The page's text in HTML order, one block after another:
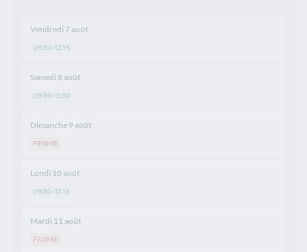
Vendredi 7 août
09:30-12:15
Samedi 8 août
09:30-11:30
Dimanche 9 août
FERME
Lundi 10 août
09:30-12:15
Mardi 11 août
FERME